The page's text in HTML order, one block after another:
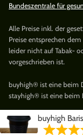
Bundeszentrale für
Alle Preise inkl. der
Preise entsprechen
leider nicht auf Tabak-
vorgeschrieben ist.
buyhigh® ist eine beim
stayhigh® ist eine beim
buyhigh